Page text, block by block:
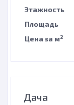
Этажность
Площадь
Цена за м2
Дача